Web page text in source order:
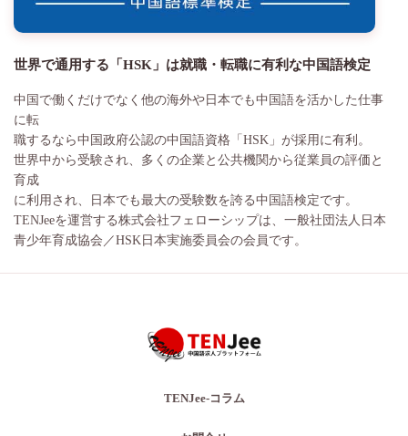
世界で通用する「HSK」は就職・転職に有利な中国語検定
中国で働くだけでなく他の海外や日本でも中国語を活かした仕事
に転
職するなら中国政府公認の中国語資格「HSK」が採用に有利。
世界中から受験され、多くの企業と公共機関から従業員の評価と
育成
に利用され、日本でも最大の受験数を誇る中国語検定です。
TENJeeを運営する株式会社フェローシップは、一般社団法人日本
青少年育成協会／HSK日本実施委員会の会員です。
TENJee-コラム